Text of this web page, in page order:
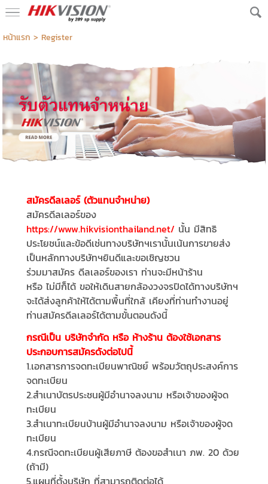
หน้าแรก > Register
สมัครดีลเลอร์ (ตัวแทนจำหน่าย)
สมัครดีลเลอร์ของ
https://www.hikvisionthailand.net/ นั้น มีสิทธิ
ประโยชน์และข้อดีเช่นทางบริษัทฯเรานั้นเน้นการขายส่ง
เป็นหลักทางบริษัทฯยินดีและขอเชิญชวน
ร่วมมาสมัคร ดีลเลอร์ของเรา ท่านจะมีหน้าร้าน
หรือ ไม่มีก็ได้ ขอให้เดินสายกล้องวงจรปิดได้ทางบริษัทฯ
จะได้ส่งลูกค้าให้ได้ตามพื้นที่ใกล้ เคียงที่ท่านทำงานอยู่
ท่านสมัครดีลเลอร์ได้ตามขั้นตอนดังนี้
กรณีเป็น บริษัทจำกัด หรือ ห้างร้าน ต้องใช้เอกสาร
ประกอบการสมัครดังต่อไปนี้
1.เอกสารการจดทะเบียนพาณิชย์ พร้อมวัตถุประสงค์การ
จดทะเบียน
2.สำเนาบัตรประชนผู้มีอำนาจลงนาม หรือเจ้าของผู้จด
ทะเบียน
3.สำเนาทะเบียนบ้านผู้มีอำนาจลงนาม หรือเจ้าของผู้จด
ทะเบียน
4.กรณีจดทะเบียนผู้เสียภาษี ต้องขอสำเนา ภพ. 20 ด้วย
(ถ้ามี)
5.แผนที่ตั้งบริษัท ที่สามารถติดต่อได้